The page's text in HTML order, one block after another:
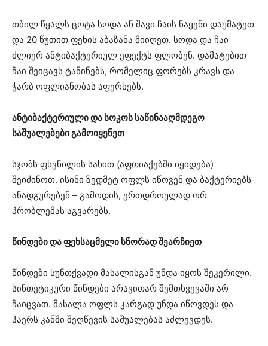
თბილ წყალს ცოტა სოდა ან შავი ჩაის ნაყენი დაუმატეთ
და 20 წუთით ფეხის აბაზანა მიიღეთ. სოდა და ჩაი
ძლიერ ანტიბაქტერიულ ეფექტს ფლობენ. დამატებით
ჩაი შეიცავს ტანინებს, რომელიც ფორებს კრავს და
ჭარბ ოფლიანობას აფერხებს.
ანტიბაქტერიული და სოკოს საწინააღმდეგო
საშუალებები გამოიყენეთ
სჯობს ფხვნილის სახით (აფთიაქებში იყიდება)
შეიძინოთ. ისინი ზედმეტ ოფლს იწოვენ და ბაქტერიებს
ანადგურებენ – გამოდის, ერთდროულად ორ
პრობლემას აგვარებს.
წინდები და ფეხსაცმელი სწორად შეარჩიეთ
წინდები სუნთქვადი მასალისგან უნდა იყოს შეკერილი.
სინთეტიკური წინდები არავითარ შემთხვევაში არ
ჩაიცვათ. მასალა ოფლს კარგად უნდა იწოვდეს და
ჰაერს კანში შეღწევის საშუალებას აძლევდეს.